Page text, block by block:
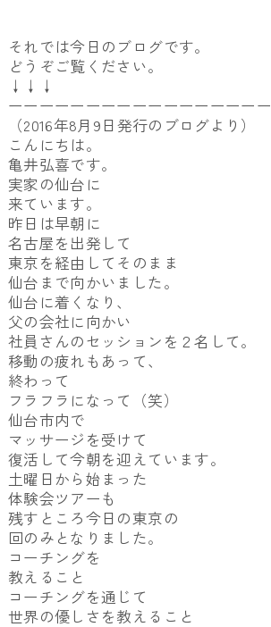
それでは今日のブログです。
どうぞご覧ください。
↓↓↓
ーーーーーーーーーーーーーーーーー
（2016年8月9日発行のブログより）
こんにちは。
亀井弘喜です。
実家の仙台に
来ています。
昨日は早朝に
名古屋を出発して
東京を経由してそのまま
仙台まで向かいました。
仙台に着くなり、
父の会社に向かい
社員さんのセッションを２名して。
移動の疲れもあって、
終わって
フラフラになって（笑）
仙台市内で
マッサージを受けて
復活して今朝を迎えています。
土曜日から始まった
体験会ツアーも
残すところ今日の東京の
回のみとなりました。
コーチングを
教えること
コーチングを通じて
世界の優しさを教えること